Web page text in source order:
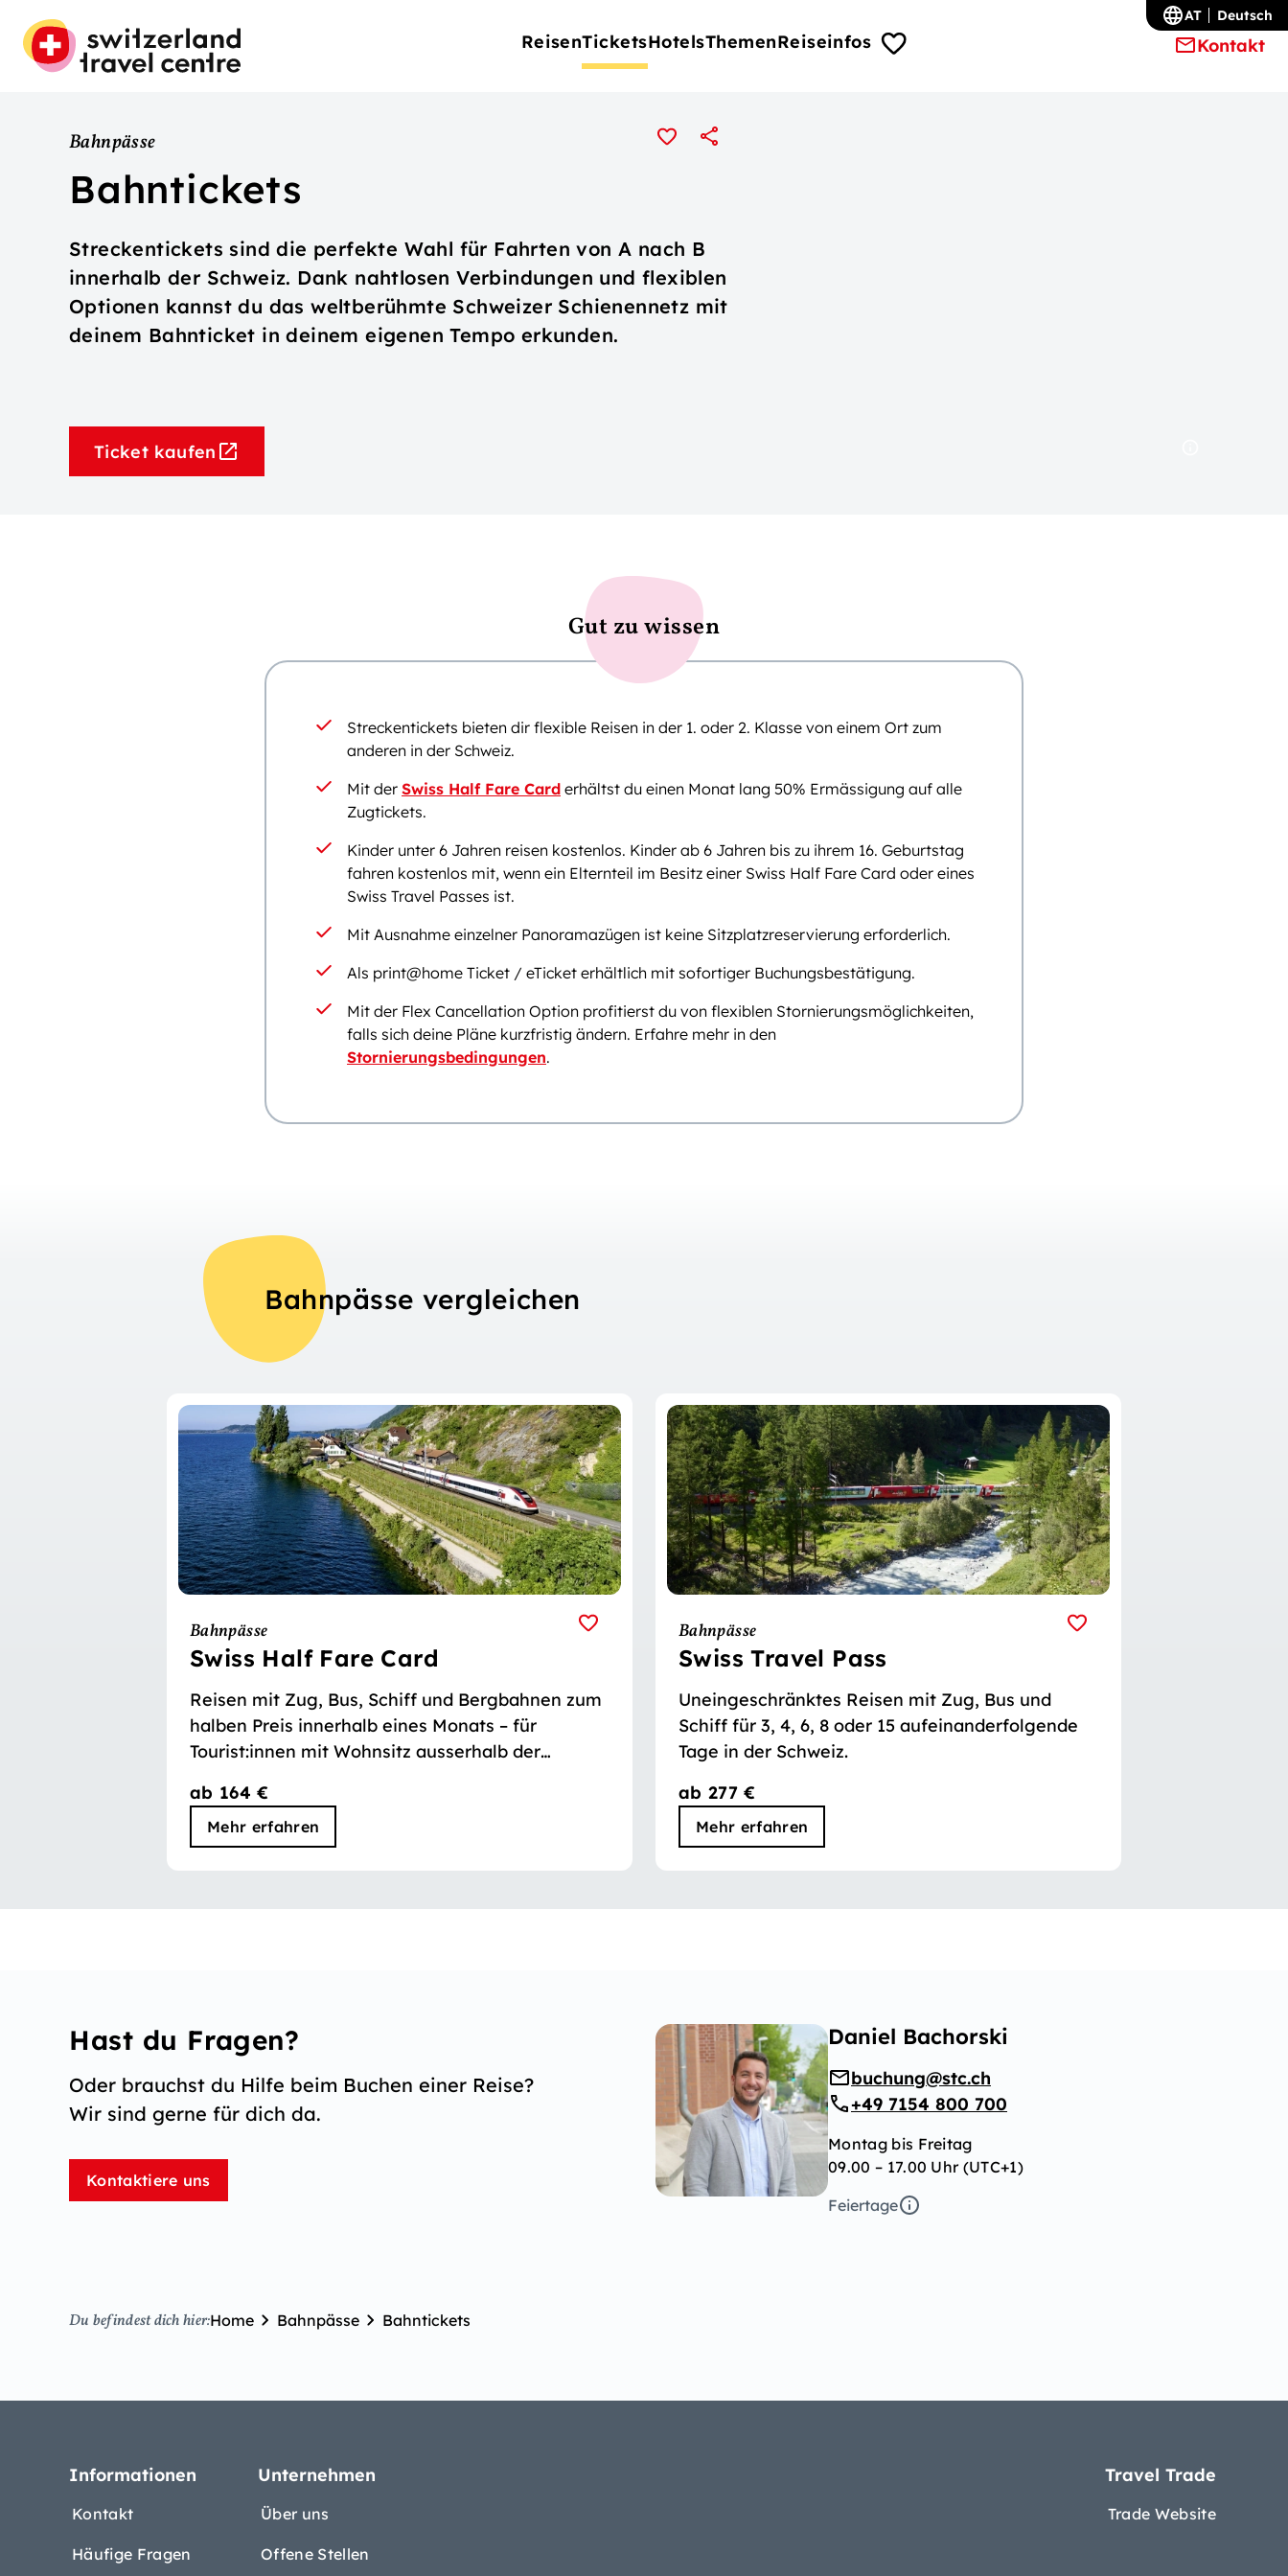
ReisenTicketsHotelsThemenReiseinfos Kontakt
AT Deutsch
Bahnpässe
Bahntickets
Streckentickets sind die perfekte Wahl für Fahrten von A nach B
innerhalb der Schweiz. Dank nahtlosen Verbindungen und flexiblen
Optionen kannst du das weltberühmte Schweizer Schienennetz mit
deinem Bahnticket in deinem eigenen Tempo erkunden.
Ticket kaufen
Gut zu wissen
Streckentickets bieten dir flexible Reisen in der 1. oder 2. Klasse von einem Ort zum
anderen in der Schweiz.
Mit der Swiss Half Fare Card erhältst du einen Monat lang 50% Ermässigung auf alle
Zugtickets.
Kinder unter 6 Jahren reisen kostenlos. Kinder ab 6 Jahren bis zu ihrem 16. Geburtstag
fahren kostenlos mit, wenn ein Elternteil im Besitz einer Swiss Half Fare Card oder eines
Swiss Travel Passes ist.
Mit Ausnahme einzelner Panoramazügen ist keine Sitzplatzreservierung erforderlich.
Als print@home Ticket / eTicket erhältlich mit sofortiger Buchungsbestätigung.
Mit der Flex Cancellation Option profitierst du von flexiblen Stornierungsmöglichkeiten,
falls sich deine Pläne kurzfristig ändern. Erfahre mehr in den
Stornierungsbedingungen.
Bahnpässe vergleichen
Bahnpässe
Swiss Half Fare Card
Reisen mit Zug, Bus, Schiff und Bergbahnen zum
halben Preis innerhalb eines Monats – für
Tourist:innen mit Wohnsitz ausserhalb der
ab 164 €
Mehr erfahren
Bahnpässe
Swiss Travel Pass
Uneingeschränktes Reisen mit Zug, Bus und
Schiff für 3, 4, 6, 8 oder 15 aufeinanderfolgende
Tage in der Schweiz.
ab 277 €
Mehr erfahren
Hast du Fragen?
Oder brauchst du Hilfe beim Buchen einer Reise?
Wir sind gerne für dich da.
Kontaktiere uns
Daniel Bachorski
buchung@stc.ch
+49 7154 800 700
Montag bis Freitag
09.00 – 17.00 Uhr (UTC+1)
Feiertage
Du befindest dich hier:Home Bahnpässe Bahntickets
Informationen
Kontakt
Häufige Fragen
Unternehmen
Über uns
Offene Stellen
Travel Trade
Trade Website